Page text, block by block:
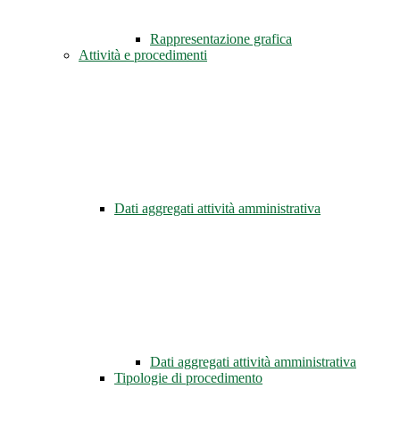
Rappresentazione grafica
Attività e procedimenti
Dati aggregati attività amministrativa
Dati aggregati attività amministrativa
Tipologie di procedimento